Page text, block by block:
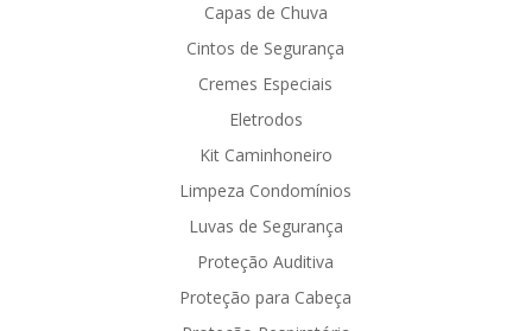
Capas de Chuva
Cintos de Segurança
Cremes Especiais
Eletrodos
Kit Caminhoneiro
Limpeza Condomínios
Luvas de Segurança
Proteção Auditiva
Proteção para Cabeça